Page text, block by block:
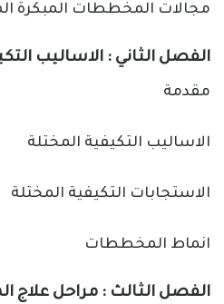
مجالات المخططات المبكرة
الفصل الثاني : الاساليب
مقدمة
الاساليب التكيفية المختلة
الاستجابات التكيفية المختلة
انماط المخططات
الفصل الثالث : مراحل علاج